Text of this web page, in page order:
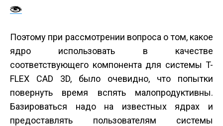
Поэтому при рассмотрении вопроса о том, какое
ядро использовать в качестве
соответствующего компонента для системы T-
FLEX CAD 3D, было очевидно, что попытки
повернуть время вспять малопродуктивны.
Базироваться надо на известных ядрах и
предоставлять пользователям системы